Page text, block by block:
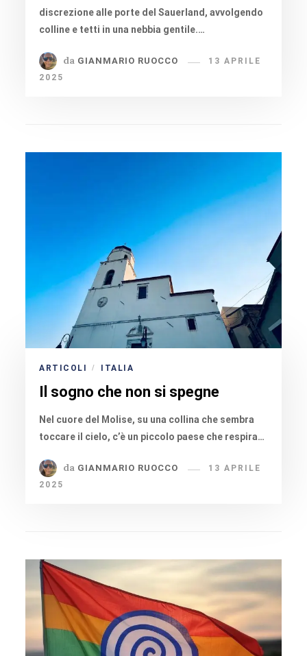
discrezione alle porte del Sauerland, avvolgendo
colline e tetti in una nebbia gentile.…
da GIANMARIO RUOCCO
13 APRILE
2025
ARTICOLI / ITALIA
Il sogno che non si spegne
Nel cuore del Molise, su una collina che sembra
toccare il cielo, c’è un piccolo paese che respira…
da GIANMARIO RUOCCO
13 APRILE
2025